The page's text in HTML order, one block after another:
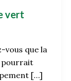
vert
vous que la
pourrait
[…]